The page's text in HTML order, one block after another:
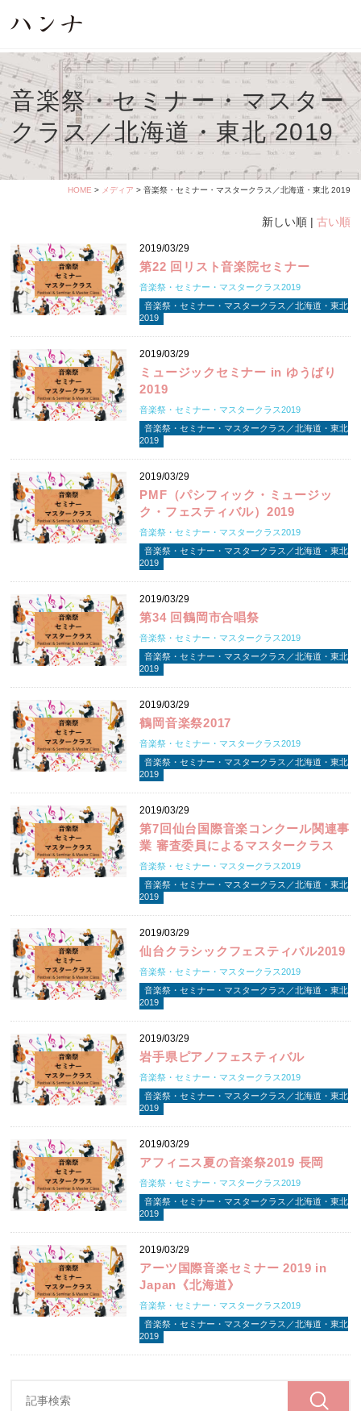
音楽祭・セミナー・マスター
クラス／北海道・東北 2019
HOME > メディア > 音楽祭・セミナー・マスタークラス／北海道・東北 2019
新しい順 | 古い順
2019/03/29
第22 回リスト音楽院セミナー
音楽祭・セミナー・マスタークラス2019
音楽祭・セミナー・マスタークラス／北海道・東北
2019
2019/03/29
ミュージックセミナー in ゆうばり
2019
音楽祭・セミナー・マスタークラス2019
音楽祭・セミナー・マスタークラス／北海道・東北
2019
2019/03/29
PMF（パシフィック・ミュージッ
ク・フェスティバル）2019
音楽祭・セミナー・マスタークラス2019
音楽祭・セミナー・マスタークラス／北海道・東北
2019
2019/03/29
第34 回鶴岡市合唱祭
音楽祭・セミナー・マスタークラス2019
音楽祭・セミナー・マスタークラス／北海道・東北
2019
2019/03/29
鶴岡音楽祭2017
音楽祭・セミナー・マスタークラス2019
音楽祭・セミナー・マスタークラス／北海道・東北
2019
2019/03/29
第7回仙台国際音楽コンクール関連事
業 審査委員によるマスタークラス
音楽祭・セミナー・マスタークラス2019
音楽祭・セミナー・マスタークラス／北海道・東北
2019
2019/03/29
仙台クラシックフェスティバル2019
音楽祭・セミナー・マスタークラス2019
音楽祭・セミナー・マスタークラス／北海道・東北
2019
2019/03/29
岩手県ピアノフェスティバル
音楽祭・セミナー・マスタークラス2019
音楽祭・セミナー・マスタークラス／北海道・東北
2019
2019/03/29
アフィニス夏の音楽祭2019 長岡
音楽祭・セミナー・マスタークラス2019
音楽祭・セミナー・マスタークラス／北海道・東北
2019
2019/03/29
アーツ国際音楽セミナー 2019 in
Japan《北海道》
音楽祭・セミナー・マスタークラス2019
音楽祭・セミナー・マスタークラス／北海道・東北
2019